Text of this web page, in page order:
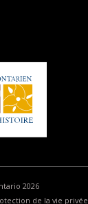
2026
de la vie privée